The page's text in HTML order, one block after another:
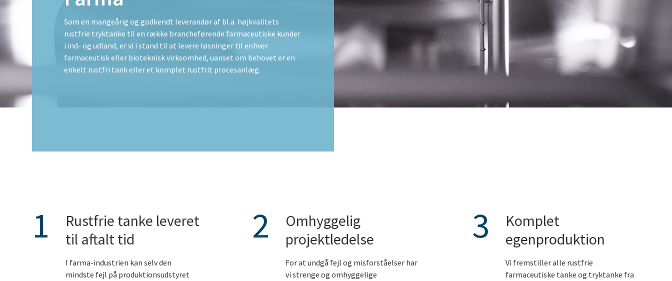
Som en mangeårig og godkendt leverandør af bl.a. højkvalitets
rustfrie tryktanke til en række brancheførende farmaceutiske kunder
i ind- og udland, er vi i stand til at levere løsninger til enhver
farmaceutisk eller bioteknisk virksomhed, uanset om behovet er en
enkelt rustfri tank eller et komplet rustfrit procesanlæg.
1
Rustfrie tanke leveret
til aftalt tid
I farma-industrien kan selv den
mindste fejl på produktionsudstyret
2
Omhyggelig
projektledelse
For at undgå fejl og misforståelser har
vi strenge og omhyggelige
3
Komplet
egenproduktion
Vi fremstiller alle rustfrie
farmaceutiske tanke og tryktanke fra